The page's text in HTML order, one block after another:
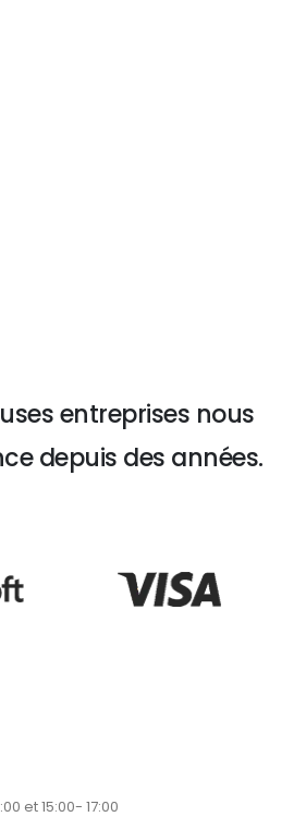
entreprises nous
depuis des années.
et 15:00- 17:00